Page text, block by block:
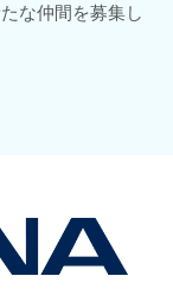
な仲間を募集し